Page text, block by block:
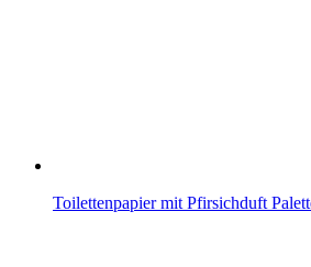
Toilettenpapier mit Pfirsichduft